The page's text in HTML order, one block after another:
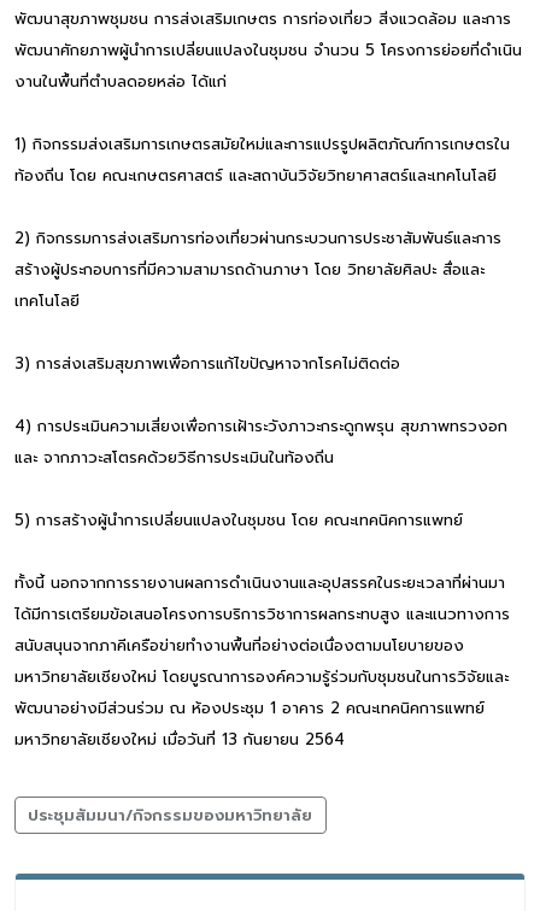
พัฒนาสุขภาพชุมชน การส่งเสริมเกษตร การท่องเที่ยว สิ่งแวดล้อม และการ
พัฒนาศักยภาพผู้นำการเปลี่ยนแปลงในชุมชน จำนวน 5 โครงการย่อยที่ดำเนิน
งานในพื้นที่ตำบลดอยหล่อ ได้แก่
1) กิจกรรมส่งเสริมการเกษตรสมัยใหม่และการแปรรูปผลิตภัณฑ์การเกษตรใน
ท้องถิ่น โดย คณะเกษตรศาสตร์ และสถาบันวิจัยวิทยาศาสตร์และเทคโนโลยี
2) กิจกรรมการส่งเสริมการท่องเที่ยวผ่านกระบวนการประชาสัมพันธ์และการ
สร้างผู้ประกอบการที่มีความสามารถด้านภาษา โดย วิทยาลัยศิลปะ สื่อและ
เทคโนโลยี
3) การส่งเสริมสุขภาพเพื่อการแก้ไขปัญหาจากโรคไม่ติดต่อ
4) การประเมินความเสี่ยงเพื่อการเฝ้าระวังภาวะกระดูกพรุน สุขภาพทรวงอก
และ จากภาวะสโตรคด้วยวิธีการประเมินในท้องถิ่น
5) การสร้างผู้นำการเปลี่ยนแปลงในชุมชน โดย คณะเทคนิคการแพทย์
ทั้งนี้ นอกจากการรายงานผลการดำเนินงานและอุปสรรคในระยะเวลาที่ผ่านมา
ได้มีการเตรียมข้อเสนอโครงการบริการวิชาการผลกระทบสูง และแนวทางการ
สนับสนุนจากภาคีเครือข่ายทำงานพื้นที่อย่างต่อเนื่องตามนโยบายของ
มหาวิทยาลัยเชียงใหม่ โดยบูรณาการองค์ความรู้ร่วมกับชุมชนในการวิจัยและ
พัฒนาอย่างมีส่วนร่วม ณ ห้องประชุม 1 อาคาร 2 คณะเทคนิคการแพทย์
มหาวิทยาลัยเชียงใหม่ เมื่อวันที่ 13 กันยายน 2564
ประชุมสัมมนา/กิจกรรมของมหาวิทยาลัย